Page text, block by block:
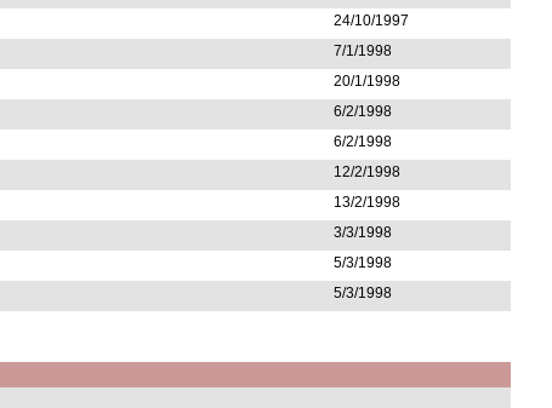
24/10/1997
7/1/1998
20/1/1998
6/2/1998
6/2/1998
12/2/1998
13/2/1998
3/3/1998
5/3/1998
5/3/1998